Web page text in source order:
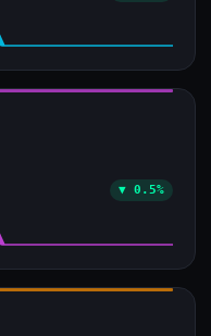
▼ 0.5%